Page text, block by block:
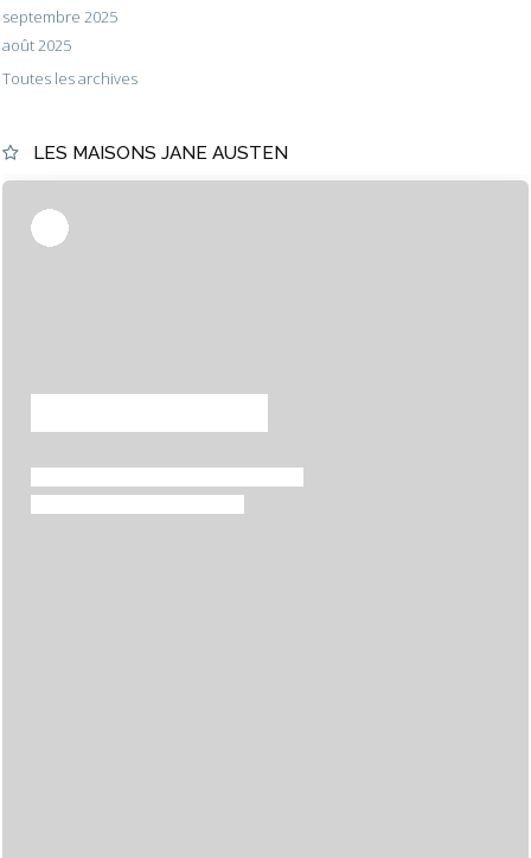
septembre 2025
août 2025
Toutes les archives
LES MAISONS JANE AUSTEN